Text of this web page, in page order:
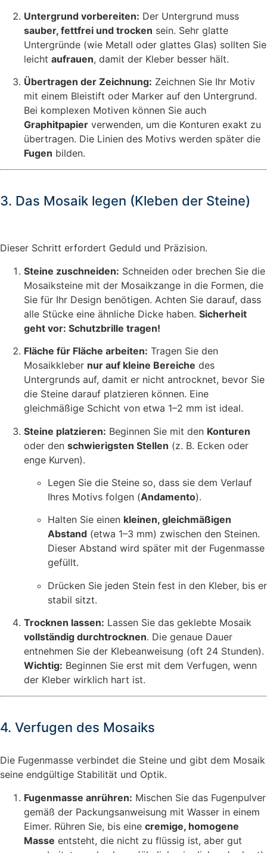
Untergrund vorbereiten: Der Untergrund muss
sauber, fettfrei und trocken sein. Sehr glatte
Untergründe (wie Metall oder glattes Glas) sollten Sie
leicht aufrauen, damit der Kleber besser hält.
Übertragen der Zeichnung: Zeichnen Sie Ihr Motiv
mit einem Bleistift oder Marker auf den Untergrund.
Bei komplexen Motiven können Sie auch
Graphitpapier verwenden, um die Konturen exakt zu
übertragen. Die Linien des Motivs werden später die
Fugen bilden.
3. Das Mosaik legen (Kleben der Steine)
Dieser Schritt erfordert Geduld und Präzision.
Steine zuschneiden: Schneiden oder brechen Sie die
Mosaiksteine mit der Mosaikzange in die Formen, die
Sie für Ihr Design benötigen. Achten Sie darauf, dass
alle Stücke eine ähnliche Dicke haben. Sicherheit
geht vor: Schutzbrille tragen!
Fläche für Fläche arbeiten: Tragen Sie den
Mosaikkleber nur auf kleine Bereiche des
Untergrunds auf, damit er nicht antrocknet, bevor Sie
die Steine darauf platzieren können. Eine
gleichmäßige Schicht von etwa 1–2 mm ist ideal.
Steine platzieren: Beginnen Sie mit den Konturen
oder den schwierigsten Stellen (z. B. Ecken oder
enge Kurven).
Legen Sie die Steine so, dass sie dem Verlauf
Ihres Motivs folgen (Andamento).
Halten Sie einen kleinen, gleichmäßigen
Abstand (etwa 1–3 mm) zwischen den Steinen.
Dieser Abstand wird später mit der Fugenmasse
gefüllt.
Drücken Sie jeden Stein fest in den Kleber, bis er
stabil sitzt.
Trocknen lassen: Lassen Sie das geklebte Mosaik
vollständig durchtrocknen. Die genaue Dauer
entnehmen Sie der Klebeanweisung (oft 24 Stunden).
Wichtig: Beginnen Sie erst mit dem Verfugen, wenn
der Kleber wirklich hart ist.
4. Verfugen des Mosaiks
Die Fugenmasse verbindet die Steine und gibt dem Mosaik
seine endgültige Stabilität und Optik.
Fugenmasse anrühren: Mischen Sie das Fugenpulver
gemäß der Packungsanweisung mit Wasser in einem
Eimer. Rühren Sie, bis eine cremige, homogene
Masse entsteht, die nicht zu flüssig ist, aber gut